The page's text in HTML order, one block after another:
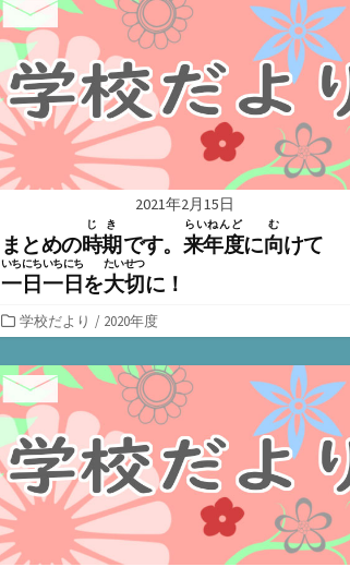
リ
ー
2021年2月15日
まとめの時期
じき
です。 来年度
らいねんど
に向
む
けて
一日一日
いちにちいちにち
を大切
たいせつ
に！
カ
テ
ゴ
リ
ー
学校だより / 2020年度